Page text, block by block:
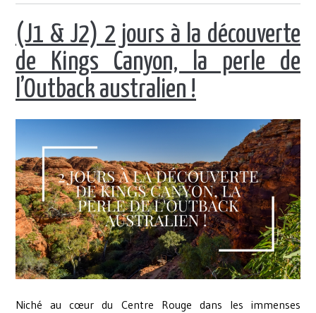
(J1 & J2) 2 jours à la découverte
de Kings Canyon, la perle de
l’Outback australien !
Niché au cœur du Centre Rouge dans les immenses